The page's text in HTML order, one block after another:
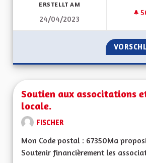
ERSTELLT AM
24/04/2023
Soutien aux associtations
locale.
FISCHER
Mon Code postal : 67350Ma
Soutenir financièrement les